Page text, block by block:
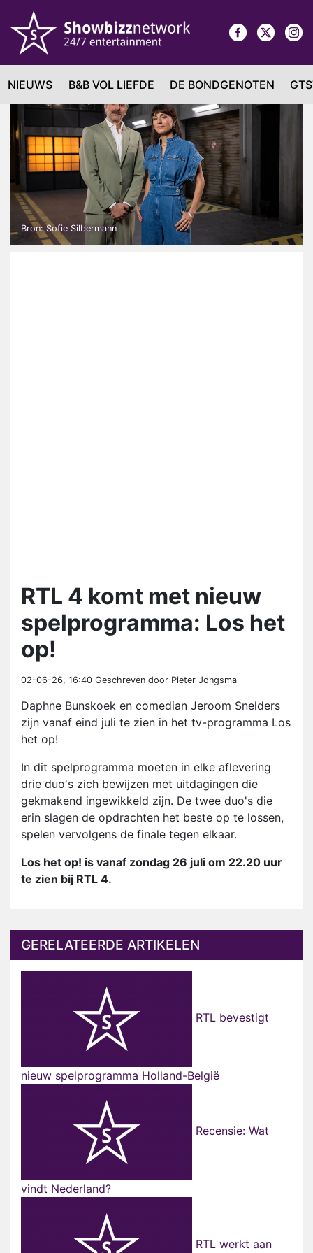
NIEUWS B&B VOL LIEFDE DE BONDGENOTEN
Bron: Sofie Silbermann
RTL 4 komt met nieuw
spelprogramma: Los het
op!
02-06-26, 16:40 Geschreven door Pieter Jongsma
Daphne Bunskoek en comedian Jeroom Snelders
zijn vanaf eind juli te zien in het tv-programma Los
het op!
In dit spelprogramma moeten in elke aflevering
drie duo's zich bewijzen met uitdagingen die
gekmakend ingewikkeld zijn. De twee duo's die
erin slagen de opdrachten het beste op te lossen,
spelen vervolgens de finale tegen elkaar.
Los het op! is vanaf zondag 26 juli om 22.20 uur
te zien bij RTL 4.
GERELATEERDE ARTIKELEN
RTL bevestigt
nieuw spelprogramma Holland-België
Recensie: Wat
vindt Nederland?
RTL werkt aan